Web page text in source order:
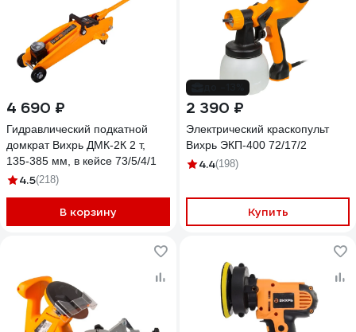
4 690 ₽
Гидравлический подкатной
домкрат Вихрь ДМК-2К 2 т,
135-385 мм, в кейсе 73/5/4/1
4.5(218)
В корзину
2 390 ₽
Электрический краскопульт
Вихрь ЭКП-400 72/17/2
4.4(198)
Купить